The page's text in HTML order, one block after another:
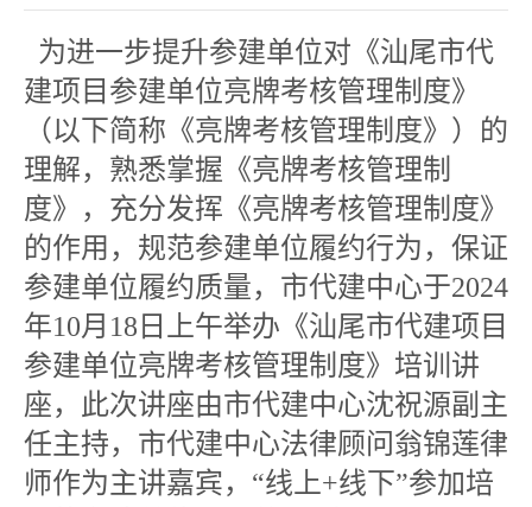
为进一步提升参建单位对《汕尾市代
建项目参建单位亮牌考核管理制度》
（以下简称《亮牌考核管理制度》）的
理解，熟悉掌握《亮牌考核管理制
度》，充分发挥《亮牌考核管理制度》
的作用，规范参建单位履约行为，保证
参建单位履约质量，市代建中心于2024
年10月18日上午举办《汕尾市代建项目
参建单位亮牌考核管理制度》培训讲
座，此次讲座由市代建中心沈祝源副主
任主持，市代建中心法律顾问翁锦莲律
师作为主讲嘉宾，“线上+线下”参加培